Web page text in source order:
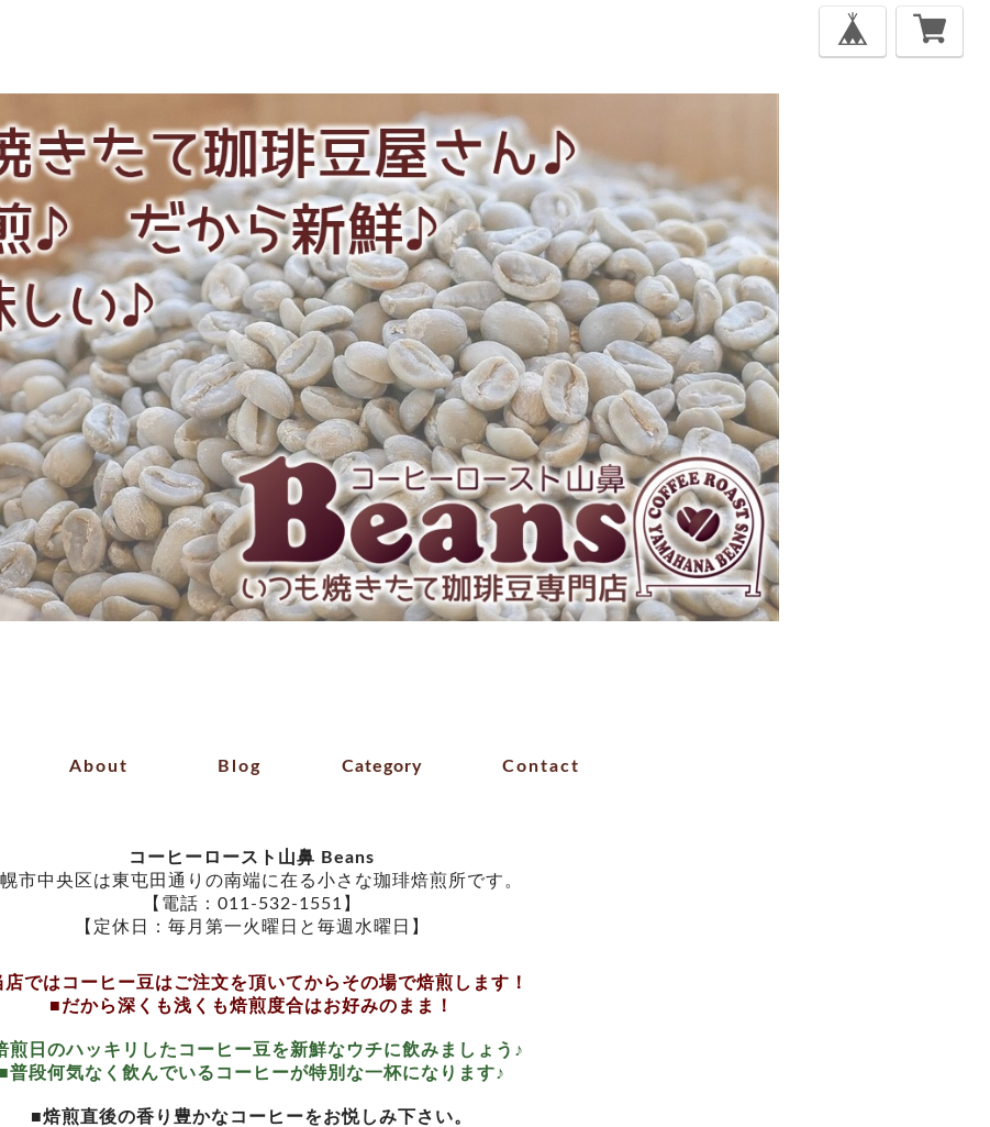
About Blog Category Contact
コーヒーロースト山鼻 Beans
市中央区は東屯田通りの南端に在る小さな珈琲焙煎所です。
【電話：011-532-1551】
【定休日：毎月第一火曜日と毎週水曜日】
店ではコーヒー豆はご注文を頂いてからその場で焙煎します！
■だから深くも浅くも焙煎度合はお好みのまま！
煎日のハッキリしたコーヒー豆を新鮮なウチに飲みましょう♪
■普段何気なく飲んでいるコーヒーが特別な一杯になります♪
■焙煎直後の香り豊かなコーヒーをお悦しみ下さい。